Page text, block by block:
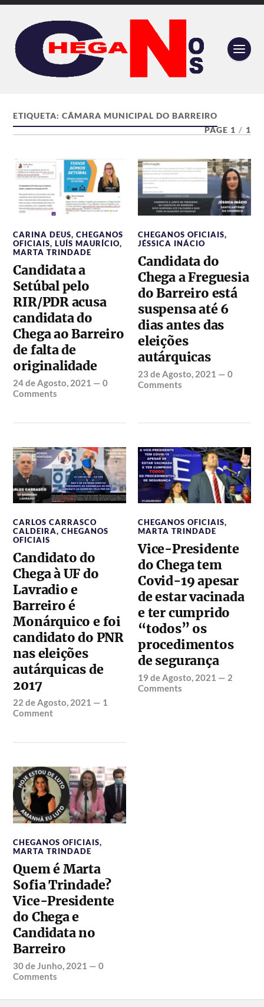
ETIQUETA:CÂMARA MUNICIPAL DO BARREIRO
PAGE 1 / 1
CARINA DEUS,CHEGANOS
OFICIAIS,LUÍS MAURÍCIO,
MARTA TRINDADE
Candidata a
Setúbal pelo
RIR/PDR acusa
candidata do
Chega ao Barreiro
de falta de
originalidade
24 de Agosto, 2021 —0
Comments
CHEGANOS OFICIAIS,
JÉSSICA INÁCIO
Candidata do
Chega a Freguesia
do Barreiro está
suspensa até 6
dias antes das
eleições
autárquicas
23 de Agosto, 2021 —0
Comments
CARLOS CARRASCO
CALDEIRA,CHEGANOS
OFICIAIS
Candidato do
Chega à UF do
Lavradio e
Barreiro é
Monárquico e foi
candidato do PNR
nas eleições
autárquicas de
2017
22 de Agosto, 2021 — 1
Comment
CHEGANOS OFICIAIS,
MARTA TRINDADE
Vice-Presidente
do Chega tem
Covid-19 apesar
de estar vacinada
e ter cumprido
“todos” os
procedimentos
de segurança
19 de Agosto, 2021 — 2
Comments
CHEGANOS OFICIAIS,
MARTA TRINDADE
Quem é Marta
Sofia Trindade?
Vice-Presidente
do Chega e
Candidata no
Barreiro
30 de Junho, 2021 —0
Comments